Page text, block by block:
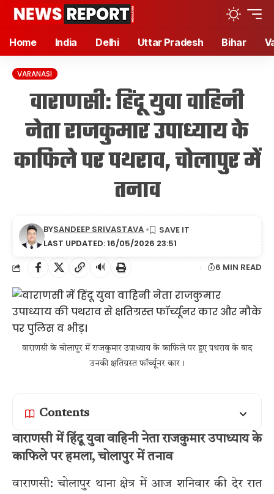
Home India Delhi Uttar Pradesh Bihar
VARANASI
वाराणसी: हिंदू युवा वाहिनी
नेता राजकुमार उपाध्याय के
काफिले पर पथराव, चोलापुर में
तनाव
LAST UPDATED: 16/05/2026 23:51
BYSANDEEP SRIVASTAVA
🔊 6 MIN READ
वाराणसी के चोलापुर में राजकुमार उपाध्याय के काफिले पर हुए पथराव के बाद
उनकी क्षतिग्रस्त फॉर्च्यूनर कार।
Contents
वाराणसी में हिंदू युवा वाहिनी नेता राजकुमार उपाध्याय के
काफिले पर हमला, चोलापुर में तनाव
वाराणसी: चोलापुर थाना क्षेत्र में आज शनिवार की देर रात